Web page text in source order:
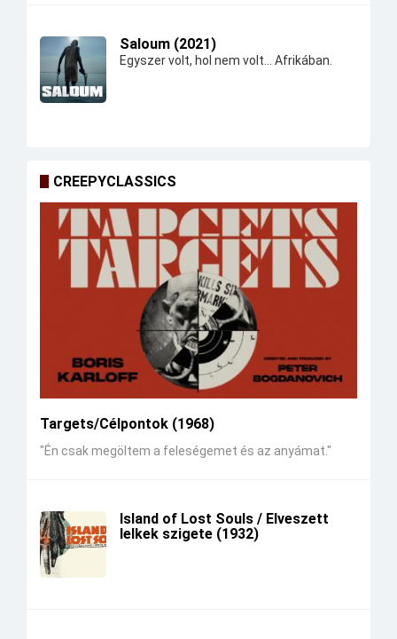
Saloum (2021)
Egyszer volt, hol nem volt... Afrikában.
CREEPYCLASSICS
Targets/Célpontok (1968)
"Én csak megöltem a feleségemet és az anyámat."
Island of Lost Souls / Elveszett
lelkek szigete (1932)